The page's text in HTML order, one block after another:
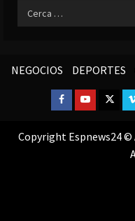
Ricerca
per:
NEGOCIOS DEPORTES
Facebook
Youtube
Copyright Espnews24